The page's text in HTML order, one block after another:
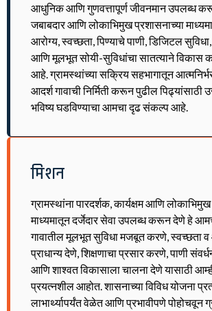
आधुनिक आणि गुणवत्तापूर्ण जीवनमान उपलब्ध
जबाबदार आणि लोकाभिमुख प्रशासनाच्या
आरोग्य, स्वच्छता, पिण्याचे पाणी, डिजिटल
आणि मूलभूत सोयी-सुविधांचा सातत्याने
आहे. ग्रामस्थांच्या सक्रिय सहभागातून
आदर्श गावाची निर्मिती करून पुढील पिढ्यांसाठी
भविष्य घडविण्याचा आमचा दृढ संकल्प आहे.
मिशन
ग्रामस्थांना पारदर्शक, कार्यक्षम आणि
माध्यमातून दर्जेदार सेवा उपलब्ध करून देणे हे
गावातील मूलभूत सुविधा मजबूत करणे, स्वच्छता व
प्राधान्य देणे, शिक्षणाचा प्रसार करणे, पाणी
आणि शाश्वत विकासाला चालना देणे यासाठी
प्रयत्नशील आहोत. शासनाच्या विविध योजना
लाभार्थ्यापर्यंत वेळेत आणि प्रभावीपणे पोहोचवून